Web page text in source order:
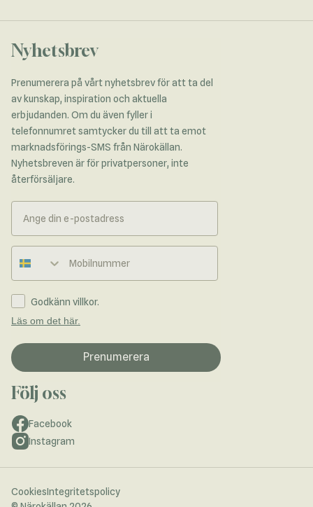
Nyhetsbrev
Prenumerera på vårt nyhetsbrev för att ta del
av kunskap, inspiration och aktuella
erbjudanden. Om du även fyller i
telefonnumret samtycker du till att ta emot
marknadsförings-SMS från Närokällan.
Nyhetsbreven är för privatpersoner, inte
återförsäljare.
Telefonnummer
Godkänn villkor.
Läs om det här.
Prenumerera
Följ oss
Facebook
Instagram
CookiesIntegritetspolicy